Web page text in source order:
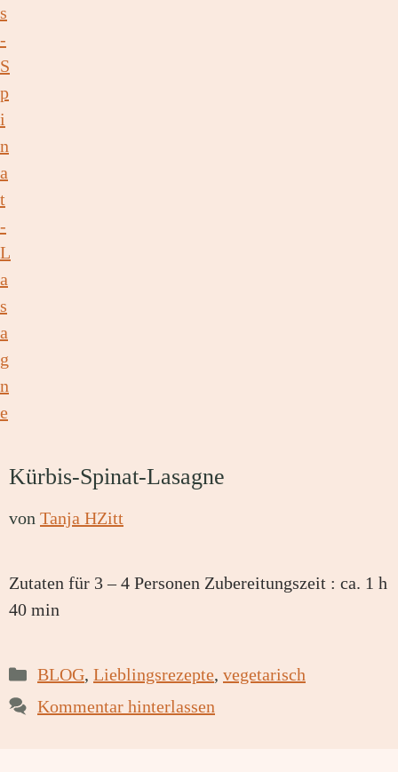
Kürbis-Spinat-Lasagne
von Tanja HZitt
Zutaten für 3 – 4 Personen Zubereitungszeit : ca. 1 h
40 min
Kategorien
BLOG, Lieblingsrezepte, vegetarisch
Kommentar hinterlassen